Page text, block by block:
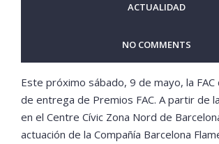
ACTUALIDAD
NO COMMENTS
Este próximo sábado, 9 de mayo, la FAC
de entrega de Premios FAC. A partir de
en el Centre Cívic Zona Nord de
actuación de la Compañía Barcelona